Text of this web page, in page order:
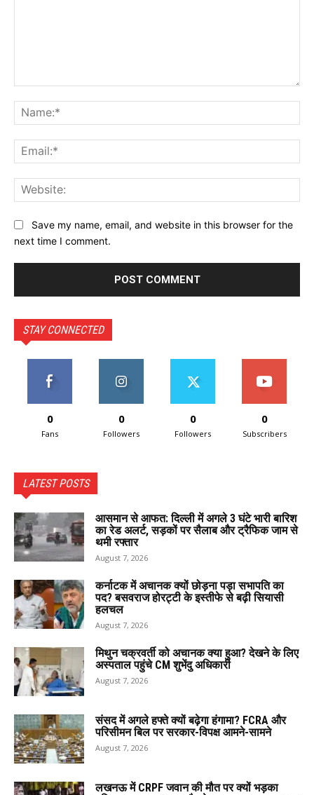
Save my name, email, and website in this browser for the
next time I comment.
STAY CONNECTED
0
Fans
0
Followers
0
Followers
0
Subscribers
LATEST POSTS
आसमान से आफत: दिल्ली में अगले 3 घंटे भारी बारिश
का रेड अलर्ट, सड़कों पर सैलाब और ट्रैफिक जाम से
थमी रफ्तार
August 7, 2026
कर्नाटक में अचानक क्यों छोड़ना पड़ा सभापति का
पद? बसवराज होरट्टी के इस्तीफे से बढ़ी सियासी
हलचल
August 7, 2026
मिथुन चक्रवर्ती को अचानक क्या हुआ? देखने के लिए
अस्पताल पहुंचे CM शुभेंदु अधिकारी
August 7, 2026
संसद में अगले हफ्ते क्यों बढ़ेगा हंगामा? FCRA और
परिसीमन बिल पर सरकार-विपक्ष आमने-सामने
August 7, 2026
लखनऊ में CRPF जवान की मौत पर क्यों भड़का